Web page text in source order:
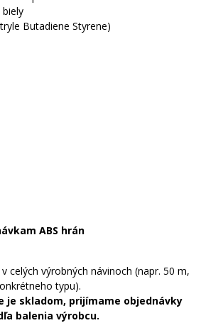
biely
Butadiene Styrene)
ABS hrán
celých výrobných návinoch (napr. 50 m,
typu).
je skladom, prijímame objednávky
balenia výrobcu.